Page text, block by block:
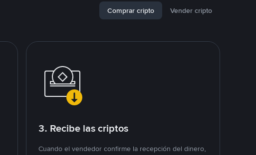
Comprar cripto Vender cripto
3. Recibe las criptos
Cuando el vendedor confirme la recepción del dinero,